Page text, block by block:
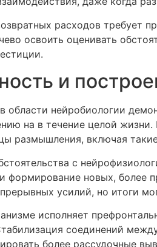
расходов требует
освоить оценивать
и
области нейробиологии
на в течение целой
размышления, включая
с
формирование новых, более
усилий, но итоги
исполняет
соединений
более рассудочные